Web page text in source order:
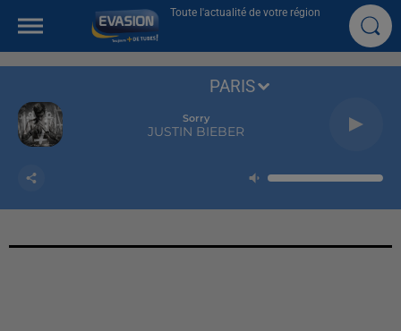
Toute l'actualité de votre région
Sorry
JUSTIN BIEBER
PARIS